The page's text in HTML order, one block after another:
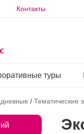
Контакты
туры
/ Тематические